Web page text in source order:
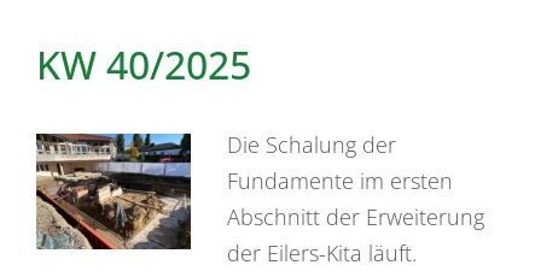
KW 40/2025
Die Schalung der
Fundamente im ersten
Abschnitt der Erweiterung
der Eilers-Kita läuft.